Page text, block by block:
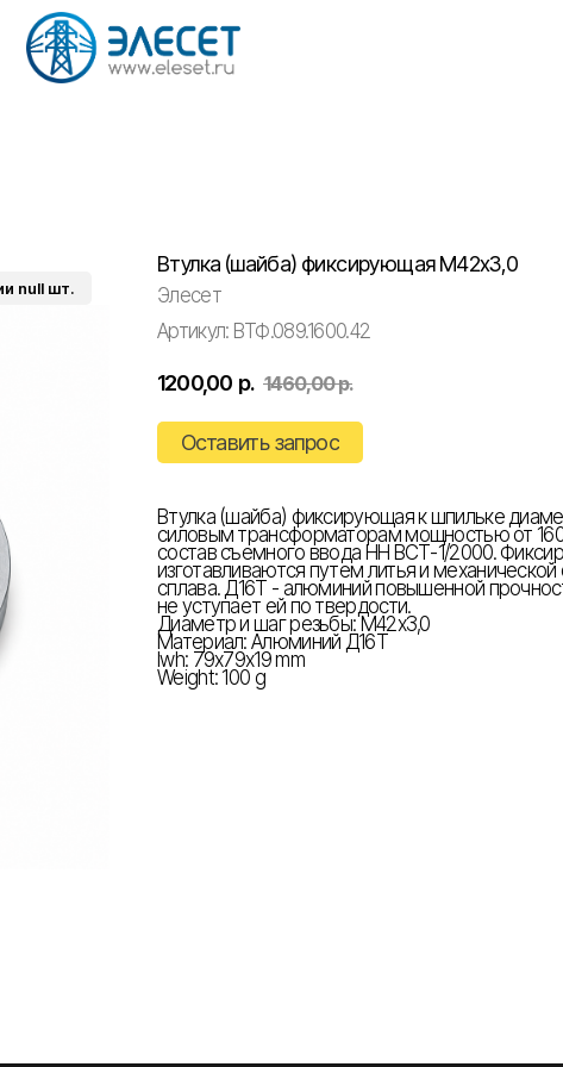
Втулка (шайба) фиксирующая М42х3,0
Элесет
Артикул: ВТФ.089.1600.42
1200,00 р. 1460,00р.
Оставить запрос
Втулка (шайба) фиксирующая к шпильке
силовым трансформаторам мощностью от
состав съемного ввода НН ВСТ-1/2000.
изготавливаются путем литья и
сплава. Д16Т - алюминий повышенной
не уступает ей по твердости.
Диаметр и шаг резьбы: М42х3,0
Материал: Алюминий Д16Т
lwh: 79x79x19 mm
Weight: 100 g